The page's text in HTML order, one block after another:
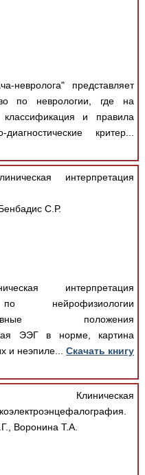
невролога" представляет
по неврологии, где на
и правила
критер...
интерпретация
С.Р.
интерпретация
по нейрофизиологии
положения
ЭЭГ в норме, картина
и неэпиле...Скачать книгу
Воронина Т.А.